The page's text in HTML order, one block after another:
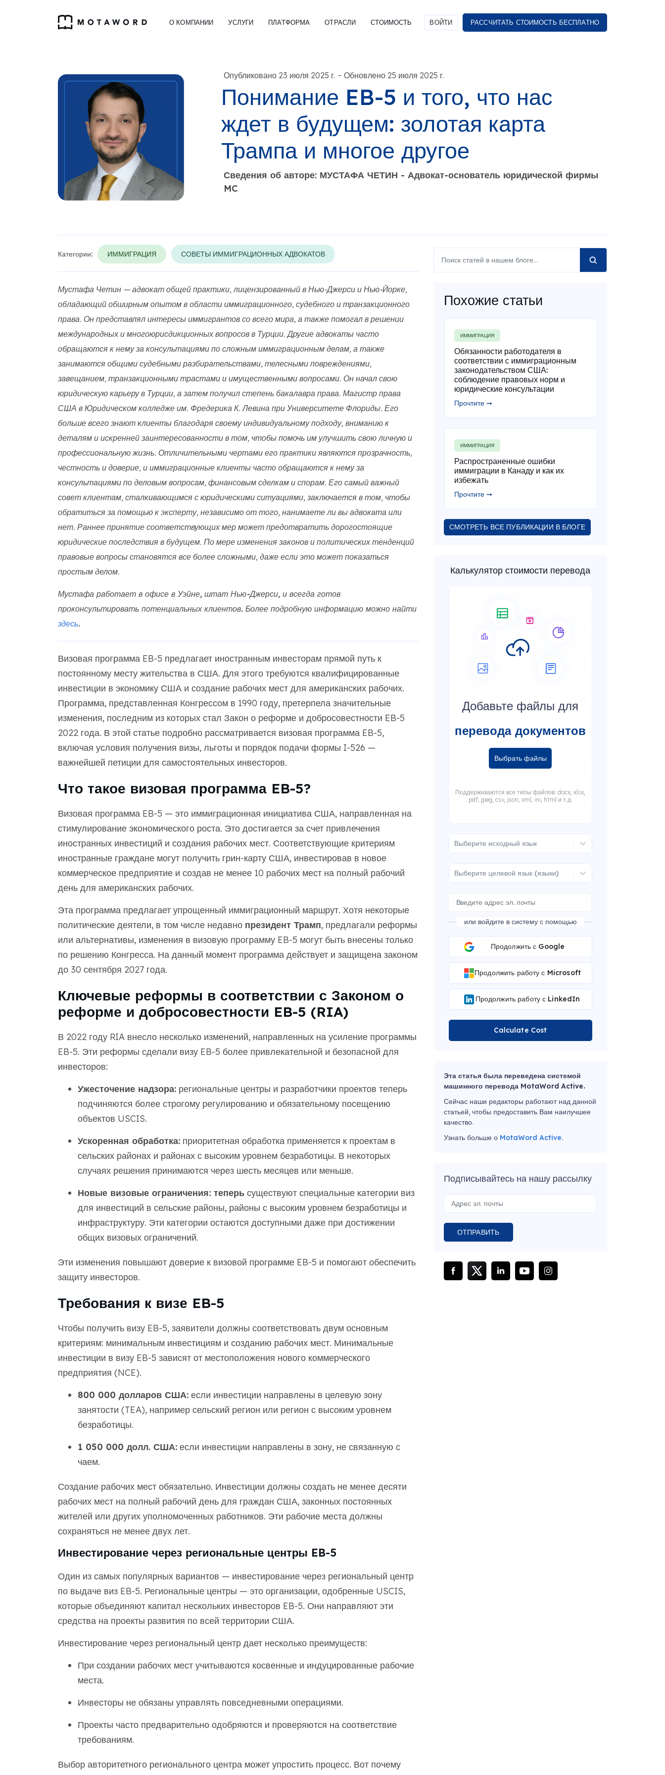
О КОМПАНИИ УСЛУГИ ПЛАТФОРМА ОТРАСЛИ СТОИМОСТЬ ВОЙТИ РАССЧИТАТЬ СТОИМОСТЬ БЕСПЛАТНО
Опубликовано 23 июля 2025 г. - Обновлено 25 июля 2025 г.
Понимание EB-5 и того, что нас
ждет в будущем: золотая карта
Трампа и многое другое
Сведения об авторе: МУСТАФА ЧЕТИН - Адвокат-основатель юридической фирмы
MC.
Категории: ИММИГРАЦИЯ СОВЕТЫ ИММИГРАЦИОННЫХ АДВОКАТОВ
Мустафа Четин — адвокат общей практики, лицензированный в Нью-Джерси и Нью-Йорке,
обладающий обширным опытом в области иммиграционного, судебного и транзакционного
права. Он представлял интересы иммигрантов со всего мира, а также помогал в решении
международных и многоюрисдикционных вопросов в Турции. Другие адвокаты часто
обращаются к нему за консультациями по сложным иммиграционным делам, а также
занимаются общими судебными разбирательствами, телесными повреждениями,
завещанием, транзакционными трастами и имущественными вопросами. Он начал свою
юридическую карьеру в Турции, а затем получил степень бакалавра права. Магистр права
США в Юридическом колледже им. Фредерика К. Левина при Университете Флориды. Его
больше всего знают клиенты благодаря своему индивидуальному подходу, вниманию к
деталям и искренней заинтересованности в том, чтобы помочь им улучшить свою личную и
профессиональную жизнь. Отличительными чертами его практики являются прозрачность,
честность и доверие, и иммиграционные клиенты часто обращаются к нему за
консультациями по деловым вопросам, финансовым сделкам и спорам. Его самый важный
совет клиентам, сталкивающимся с юридическими ситуациями, заключается в том, чтобы
обратиться за помощью к эксперту, независимо от того, нанимаете ли вы адвоката или
нет. Раннее принятие соответствующих мер может предотвратить дорогостоящие
юридические последствия в будущем. По мере изменения законов и политических тенденций
правовые вопросы становятся все более сложными, даже если это может показаться
простым делом.
Мустафа работает в офисе в Уэйне, штат Нью-Джерси, и всегда готов
проконсультировать потенциальных клиентов. Более подробную информацию можно найти
здесь.
Визовая программа EB-5 предлагает иностранным инвесторам прямой путь к
постоянному месту жительства в США. Для этого требуются квалифицированные
инвестиции в экономику США и создание рабочих мест для американских рабочих.
Программа, представленная Конгрессом в 1990 году, претерпела значительные
изменения, последним из которых стал Закон о реформе и добросовестности EB-5
2022 года. В этой статье подробно рассматривается визовая программа EB-5,
включая условия получения визы, льготы и порядок подачи формы I-526 —
важнейшей петиции для самостоятельных инвесторов.
Что такое визовая программа EB-5?
Визовая программа EB-5 — это иммиграционная инициатива США, направленная на
стимулирование экономического роста. Это достигается за счет привлечения
иностранных инвестиций и создания рабочих мест. Соответствующие критериям
иностранные граждане могут получить грин-карту США, инвестировав в новое
коммерческое предприятие и создав не менее 10 рабочих мест на полный рабочий
день для американских рабочих.
Эта программа предлагает упрощенный иммиграционный маршрут. Хотя некоторые
политические деятели, в том числе недавно президент Трамп, предлагали реформы
или альтернативы, изменения в визовую программу EB-5 могут быть внесены только
по решению Конгресса. На данный момент программа действует и защищена законом
до 30 сентября 2027 года.
Ключевые реформы в соответствии с Законом о
реформе и добросовестности EB-5 (RIA)
В 2022 году RIA внесло несколько изменений, направленных на усиление программы
EB-5. Эти реформы сделали визу EB-5 более привлекательной и безопасной для
инвесторов:
Ужесточение надзора:региональные центры и разработчики проектов теперь
подчиняются более строгому регулированию и обязательному посещению
объектов USCIS.
Ускоренная обработка:приоритетная обработка применяется к проектам в
сельских районах и районах с высоким уровнем безработицы. В некоторых
случаях решения принимаются через шесть месяцев или меньше.
Новые визовые ограничения: теперьсуществуют специальные категории виз
для инвестиций в сельские районы, районы с высоким уровнем безработицы и
инфраструктуру. Эти категории остаются доступными даже при достижении
общих визовых ограничений.
Эти изменения повышают доверие к визовой программе EB-5 и помогают обеспечить
защиту инвесторов.
Требования к визе EB-5
Чтобы получить визу EB-5, заявители должны соответствовать двум основным
критериям: минимальным инвестициям и созданию рабочих мест. Минимальные
инвестиции в визу EB-5 зависят от местоположения нового коммерческого
предприятия (NCE).
800 000 долларов США:если инвестиции направлены в целевую зону
занятости (TEA), например сельский регион или регион с высоким уровнем
безработицы.
1 050 000 долл. США:если инвестиции направлены в зону, не связанную с
чаем.
Создание рабочих мест обязательно. Инвестиции должны создать не менее десяти
рабочих мест на полный рабочий день для граждан США, законных постоянных
жителей или других уполномоченных работников. Эти рабочие места должны
сохраняться не менее двух лет.
Инвестирование через региональные центры EB-5
Один из самых популярных вариантов — инвестирование через региональный центр
по выдаче виз EB-5. Региональные центры — это организации, одобренные USCIS,
которые объединяют капитал нескольких инвесторов EB-5. Они направляют эти
средства на проекты развития по всей территории США.
Инвестирование через региональный центр дает несколько преимуществ:
При создании рабочих мест учитываются косвенные и индуцированные рабочие
места.
Инвесторы не обязаны управлять повседневными операциями.
Проекты часто предварительно одобряются и проверяются на соответствие
требованиям.
Выбор авторитетного регионального центра может упростить процесс. Вот почему
Похожие статьи
ИММИГРАЦИЯ
Обязанности работодателя в
соответствии с иммиграционным
законодательством США:
соблюдение правовых норм и
юридические консультации
Прочтите ➞
ИММИГРАЦИЯ
Распространенные ошибки
иммиграции в Канаду и как их
избежать
Прочтите ➞
СМОТРЕТЬ ВСЕ ПУБЛИКАЦИИ В БЛОГЕ
Калькулятор стоимости перевода
Добавьте файлы для
перевода документов
Выбрать файлы
Поддерживаются все типы файлов: docx, xlsx,
pdf, jpeg, csv, json, xml, ini, html и т.д.
Выберите исходный язык
Выберите целевой язык (языки)
или войдите в систему с помощью
Продолжить с Google
Продолжить работу с Microsoft
Продолжить работу с LinkedIn
Calculate Cost
Эта статья была переведена системой
машинного перевода MotaWord Active.
Сейчас наши редакторы работают над данной
статьей, чтобы предоставить Вам наилучшее
качество.
Узнать больше о MotaWord Active.
Подписывайтесь на нашу рассылку
ОТПРАВИТЬ